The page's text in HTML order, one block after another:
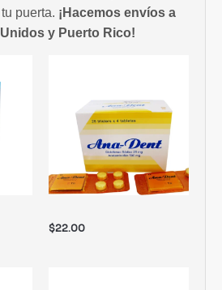
puerta. ¡Hacemos envíos a
y Puerto Rico!
$22.00